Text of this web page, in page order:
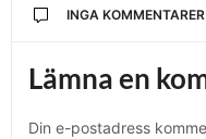
INGA KOMMENTARER
Lämna en
Din e-postadress